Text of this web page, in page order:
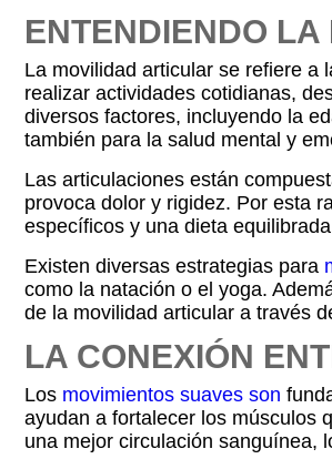
ENTENDIENDO
La movilidad articular se refiere a
realizar actividades cotidianas,
diversos factores, incluyendo la
también para la salud mental y
Las articulaciones están
provoca dolor y rigidez. Por esta
específicos y una dieta
Existen diversas estrategias para
como la natación o el yoga.
de la movilidad articular a través
LA CONEXIÓN
Los movimientos suaves son
ayudan a fortalecer los músculos
una mejor circulación sanguínea,